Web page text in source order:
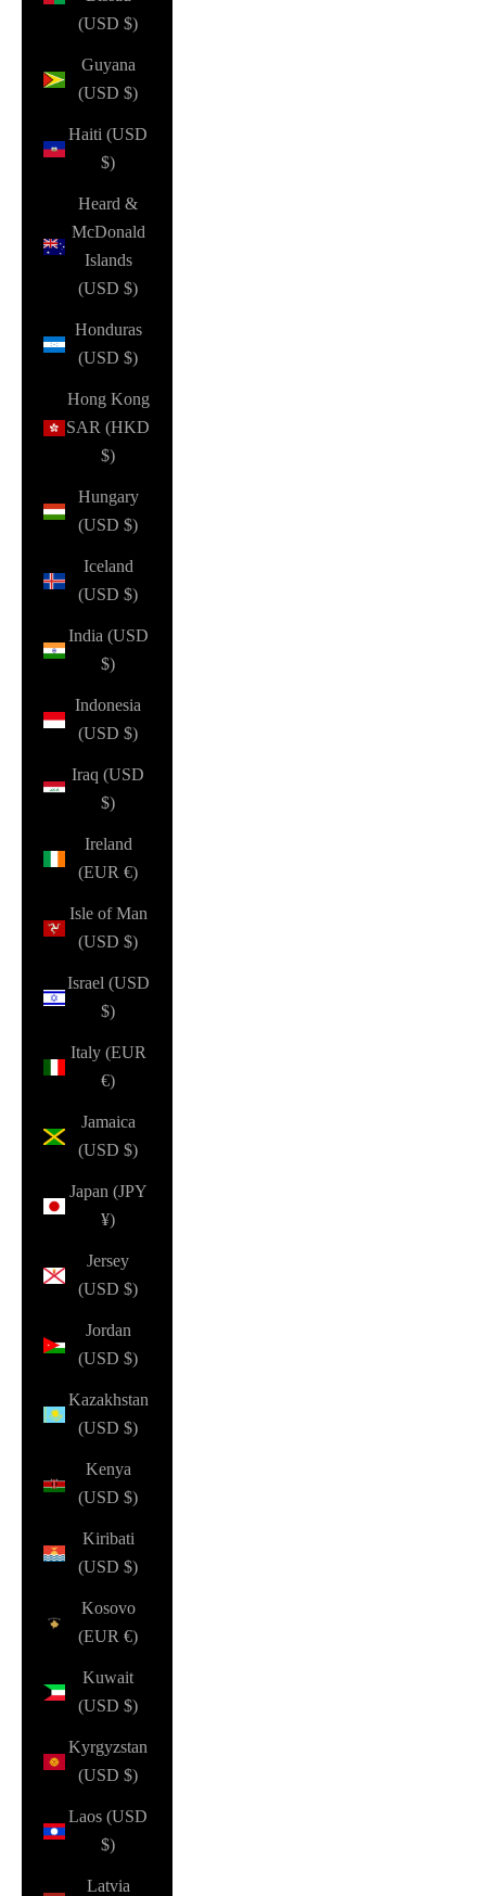
(USD $)
Guyana
(USD $)
Haiti (USD
$)
Heard &
McDonald
Islands
(USD $)
Honduras
(USD $)
Hong Kong
SAR (HKD
$)
Hungary
(USD $)
Iceland
(USD $)
India (USD
$)
Indonesia
(USD $)
Iraq (USD
$)
Ireland
(EUR €)
Isle of Man
(USD $)
Israel (USD
$)
Italy (EUR
€)
Jamaica
(USD $)
Japan (JPY
¥)
Jersey
(USD $)
Jordan
(USD $)
Kazakhstan
(USD $)
Kenya
(USD $)
Kiribati
(USD $)
Kosovo
(EUR €)
Kuwait
(USD $)
Kyrgyzstan
(USD $)
Laos (USD
$)
Latvia